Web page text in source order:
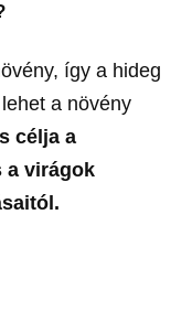
így a hideg
a növény
célja a
a virágok